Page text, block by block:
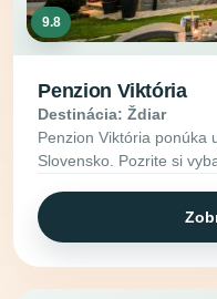
9.8
Penzion Viktória
Destinácia: Ždiar
Penzion Viktória ponúka
Slovensko. Pozrite si